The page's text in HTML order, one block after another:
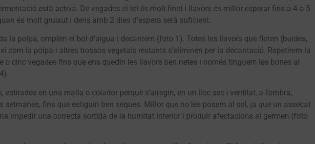
està activa. De vegades el tel és molt finet i llavors és millor esperar fins a 4 o 5
és molt gruixut i dens amb 2 dies d’espera serà suficient.
la polpa, omplim el bol d’aigua i decantem (foto 1). Totes les llavors que floten (buides,
com la polpa i altres trossos vegetals restants s’eliminen per la decantació. Repetirem la
o cinc vegades fins que ens quedin les llavors ben netes i només tinguem les bones al
estirades en una malla o colador perquè s’airegin, en un lloc sec i ventilat, a l’ombra,
setmanes, fins que estiguin ben seques. Millor que no les posem al sol, ja que un assecat
impedir una correcta sortida de la humitat interior i produir afectacions al germen (foto